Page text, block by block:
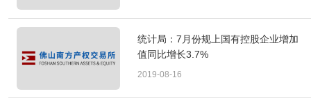
统计局：7月份规上国有控股企业增加
值同比增长3.7%
2019-08-16